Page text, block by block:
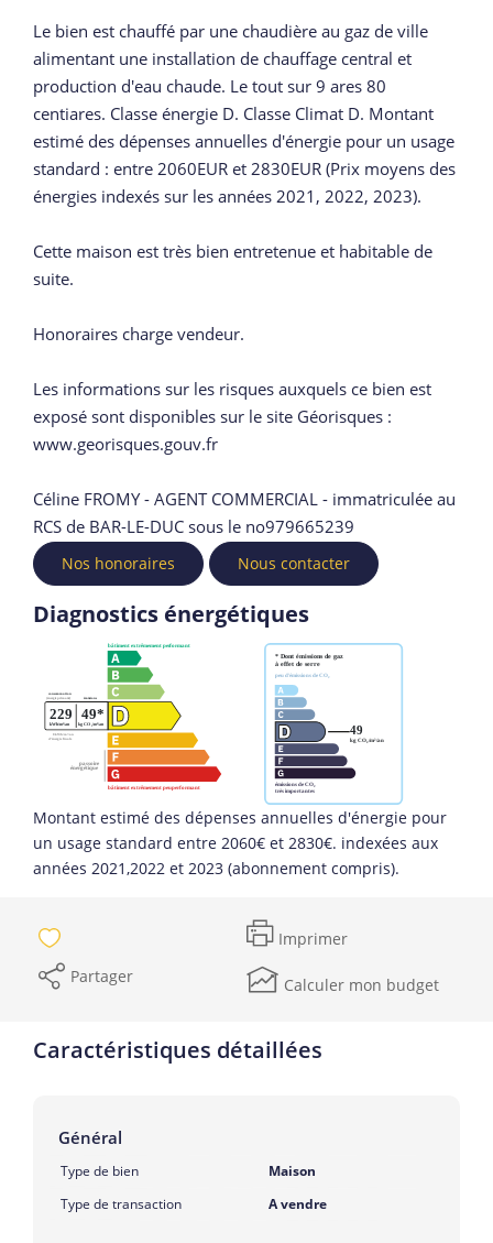
Le bien est chauffé par une chaudière au gaz de ville
alimentant une installation de chauffage central et
production d'eau chaude. Le tout sur 9 ares 80
centiares. Classe énergie D. Classe Climat D. Montant
estimé des dépenses annuelles d'énergie pour un usage
standard : entre 2060EUR et 2830EUR (Prix moyens des
énergies indexés sur les années 2021, 2022, 2023).
Cette maison est très bien entretenue et habitable de
suite.
Honoraires charge vendeur.
Les informations sur les risques auxquels ce bien est
exposé sont disponibles sur le site Géorisques :
www.georisques.gouv.fr
Céline FROMY - AGENT COMMERCIAL - immatriculée au
RCS de BAR-LE-DUC sous le no979665239
Nos honoraires Nous contacter
Diagnostics énergétiques
Montant estimé des dépenses annuelles d'énergie pour
un usage standard entre 2060€ et 2830€. indexées aux
années 2021,2022 et 2023 (abonnement compris).
Imprimer
Partager
Calculer mon budget
Caractéristiques détaillées
Général
Type de bien
Maison
Type de transaction
A vendre